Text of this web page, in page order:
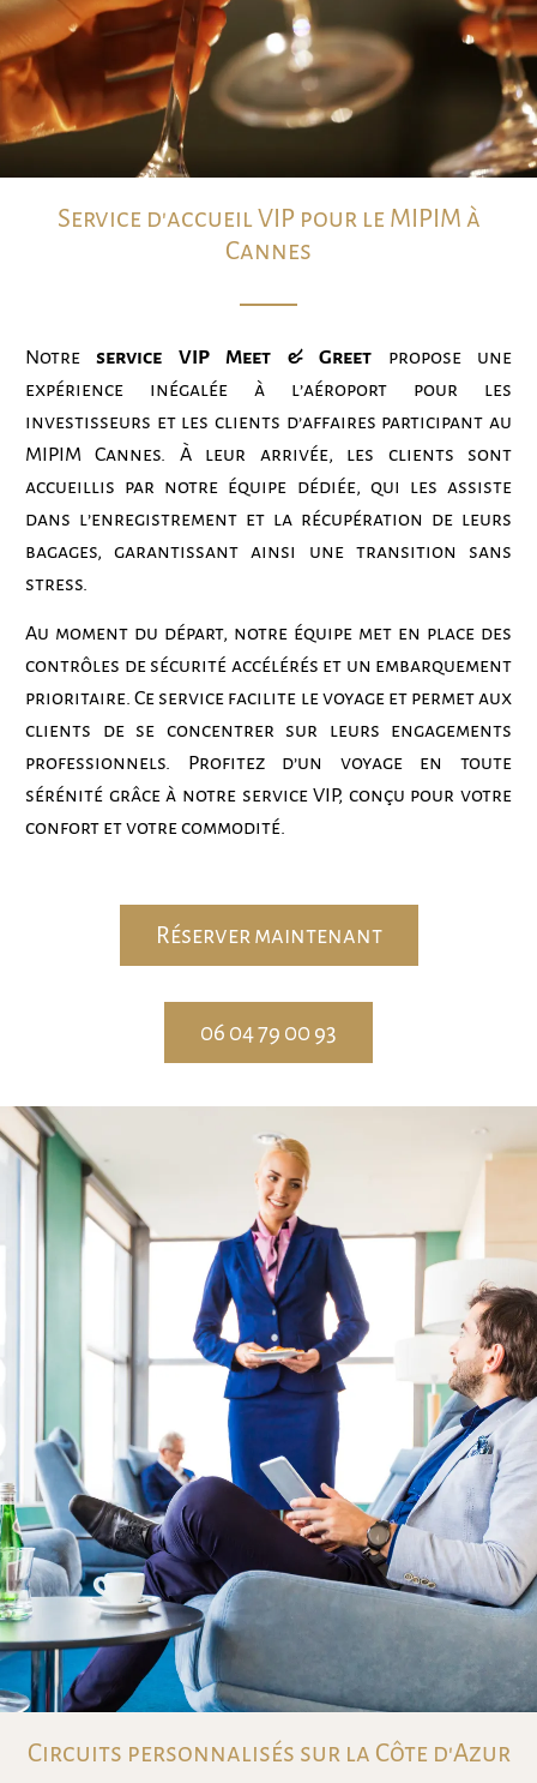
Service d'accueil VIP pour le MIPIM à
Cannes
Notreservice VIP Meet & Greet propose une
expérience inégalée à l’aéroport pour les
investisseurs et les clients d’affaires participant au
MIPIM Cannes. À leur arrivée, les clients sont
accueillis par notre équipe dédiée, qui les assiste
dans l’enregistrement et la récupération de leurs
bagages, garantissant ainsi une transition sans
stress.
Au moment du départ, notre équipe met en place des
contrôles de sécurité accélérés et un embarquement
prioritaire. Ce service facilite le voyage et permet aux
clients de se concentrer sur leurs engagements
professionnels. Profitez d’un voyage en toute
sérénité grâce à notre service VIP, conçu pour votre
confort et votre commodité.
Réserver maintenant
06 04 79 00 93
Circuits personnalisés sur la Côte d'Azur